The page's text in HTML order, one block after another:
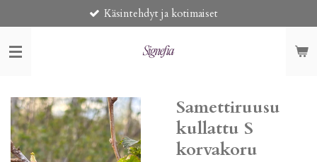
pääsisältöön
Käsintehdyt ja kotimaiset
Samettiruusu
kullattu S
korvakoru